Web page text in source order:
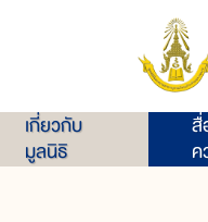
เกี่ยวกับ
มูลนิธิ
สื่
ค